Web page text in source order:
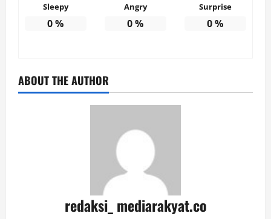
Sleepy
0%
Angry
0%
Surprise
0%
ABOUT THE AUTHOR
redaksi_ mediarakyat.co